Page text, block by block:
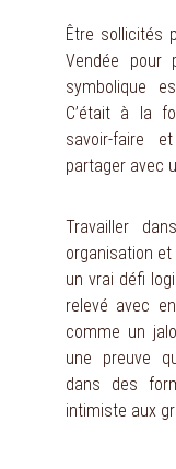
Être sollicités
Vendée pour
symbolique
C’était à la
savoir-faire
partager avec
Travailler
organisation
un vrai défi
relevé avec
comme un
une preuve
dans des
intimiste aux